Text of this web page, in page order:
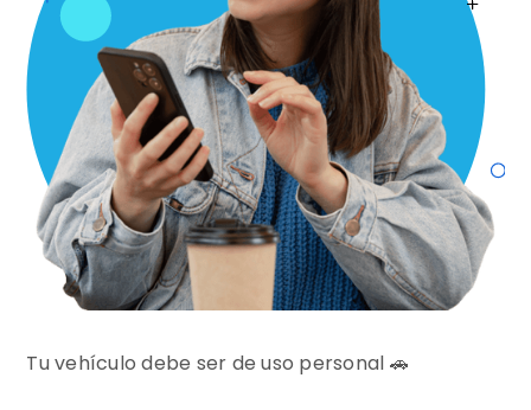
Tu vehículo debe ser de uso personal 🚗